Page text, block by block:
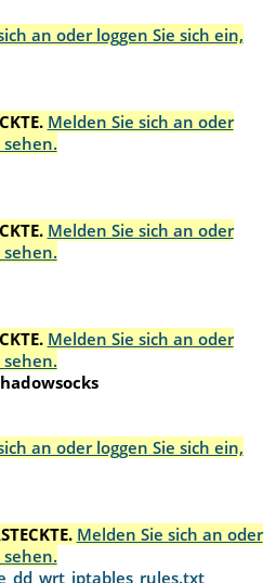
an oder loggen Sie sich ein,
Melden Sie sich an oder
sehen.
Melden Sie sich an oder
sehen.
Melden Sie sich an oder
sehen.
an oder loggen Sie sich ein,
Melden Sie sich an oder
sehen.